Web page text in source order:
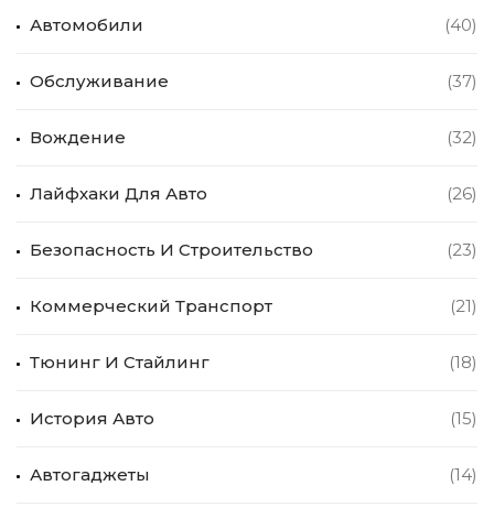
Автомобили (40)
Обслуживание (37)
Вождение (32)
Лайфхаки Для Авто (26)
Безопасность И Строительство (23)
Коммерческий Транспорт (21)
Тюнинг И Стайлинг (18)
История Авто (15)
Автогаджеты (14)